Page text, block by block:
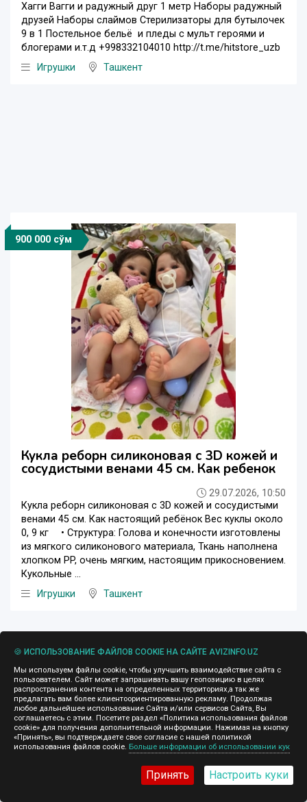
Хагги Вагги и радужный друг 1 метр Наборы радужный
друзей Наборы слаймов Стерилизаторы для бутылочек
9 в 1 Постельное бельё и пледы с мульт героями и
блогерами и.т.д +998332104010 http://t.me/hitstore_uzb
Игрушки
Ташкент
900 000 сўм
Кукла реборн силиконовая с 3D кожей и
сосудистыми венами 45 см. Как ребенок
29.07.2026, 10:50
Кукла реборн силиконовая с 3D кожей и сосудистыми
венами 45 см. Как настоящий ребёнок Вес куклы около
0, 9 кг ⠀ • Структура: Голова и конечности изготовлены
из мягкого силиконового материала, Ткань наполнена
хлопком PP, очень мягким, настоящим прикосновением.
Кукольные ...
Игрушки
Ташкент
500 000 сўм
🍪 ИСПОЛЬЗОВАНИЕ ФАЙЛОВ COOKIE НА САЙТЕ AVIZINFO.UZ
Мы используем файлы cookie, чтобы улучшить взаимодействие сайта с
пользователем. Сайт может запрашивать вашу геопозицию в целях
распространения контента на определенных территориях,а так же
предлагать вам более клиентоориентированную рекламу. Продолжая
любое дальнейшее использование Сайта и/или сервисов Сайта, Вы
соглашаетесь с этим. Посетите раздел «Политика использования файлов
cookie» для получения дополнительной информации. Нажимая на кнопку
«Принять», вы подтверждаете свое согласие с нашей политикой
использования файлов cookie. Больше информации об использовании кук
Принять Настроить куки